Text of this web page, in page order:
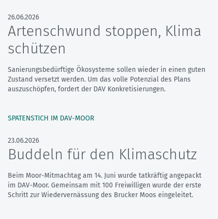
26.06.2026
Artenschwund stoppen, Klima
schützen
Sanierungsbedürftige Ökosysteme sollen wieder in einen guten
Zustand versetzt werden. Um das volle Potenzial des Plans
auszuschöpfen, fordert der DAV Konkretisierungen.
SPATENSTICH IM DAV-MOOR
23.06.2026
Buddeln für den Klimaschutz
Beim Moor-Mitmachtag am 14. Juni wurde tatkräftig angepackt
im DAV-Moor. Gemeinsam mit 100 Freiwilligen wurde der erste
Schritt zur Wiedervernässung des Brucker Moos eingeleitet.